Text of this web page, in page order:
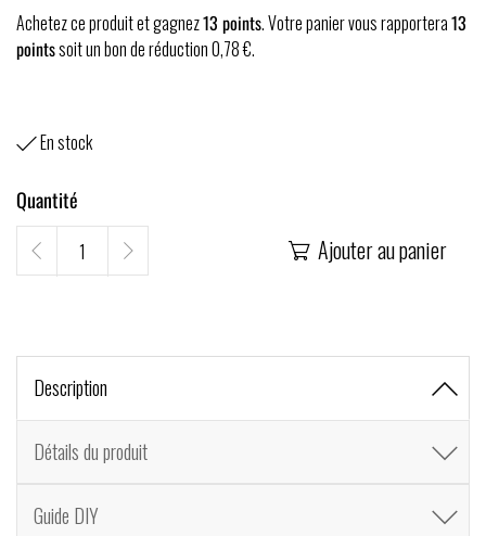
Achetez ce produit et gagnez13 points. Votre panier vous rapportera13
pointssoit un bon de réduction0,78 €.
En stock
Quantité
 Ajouter au panier
Description
Détails du produit
Guide DIY